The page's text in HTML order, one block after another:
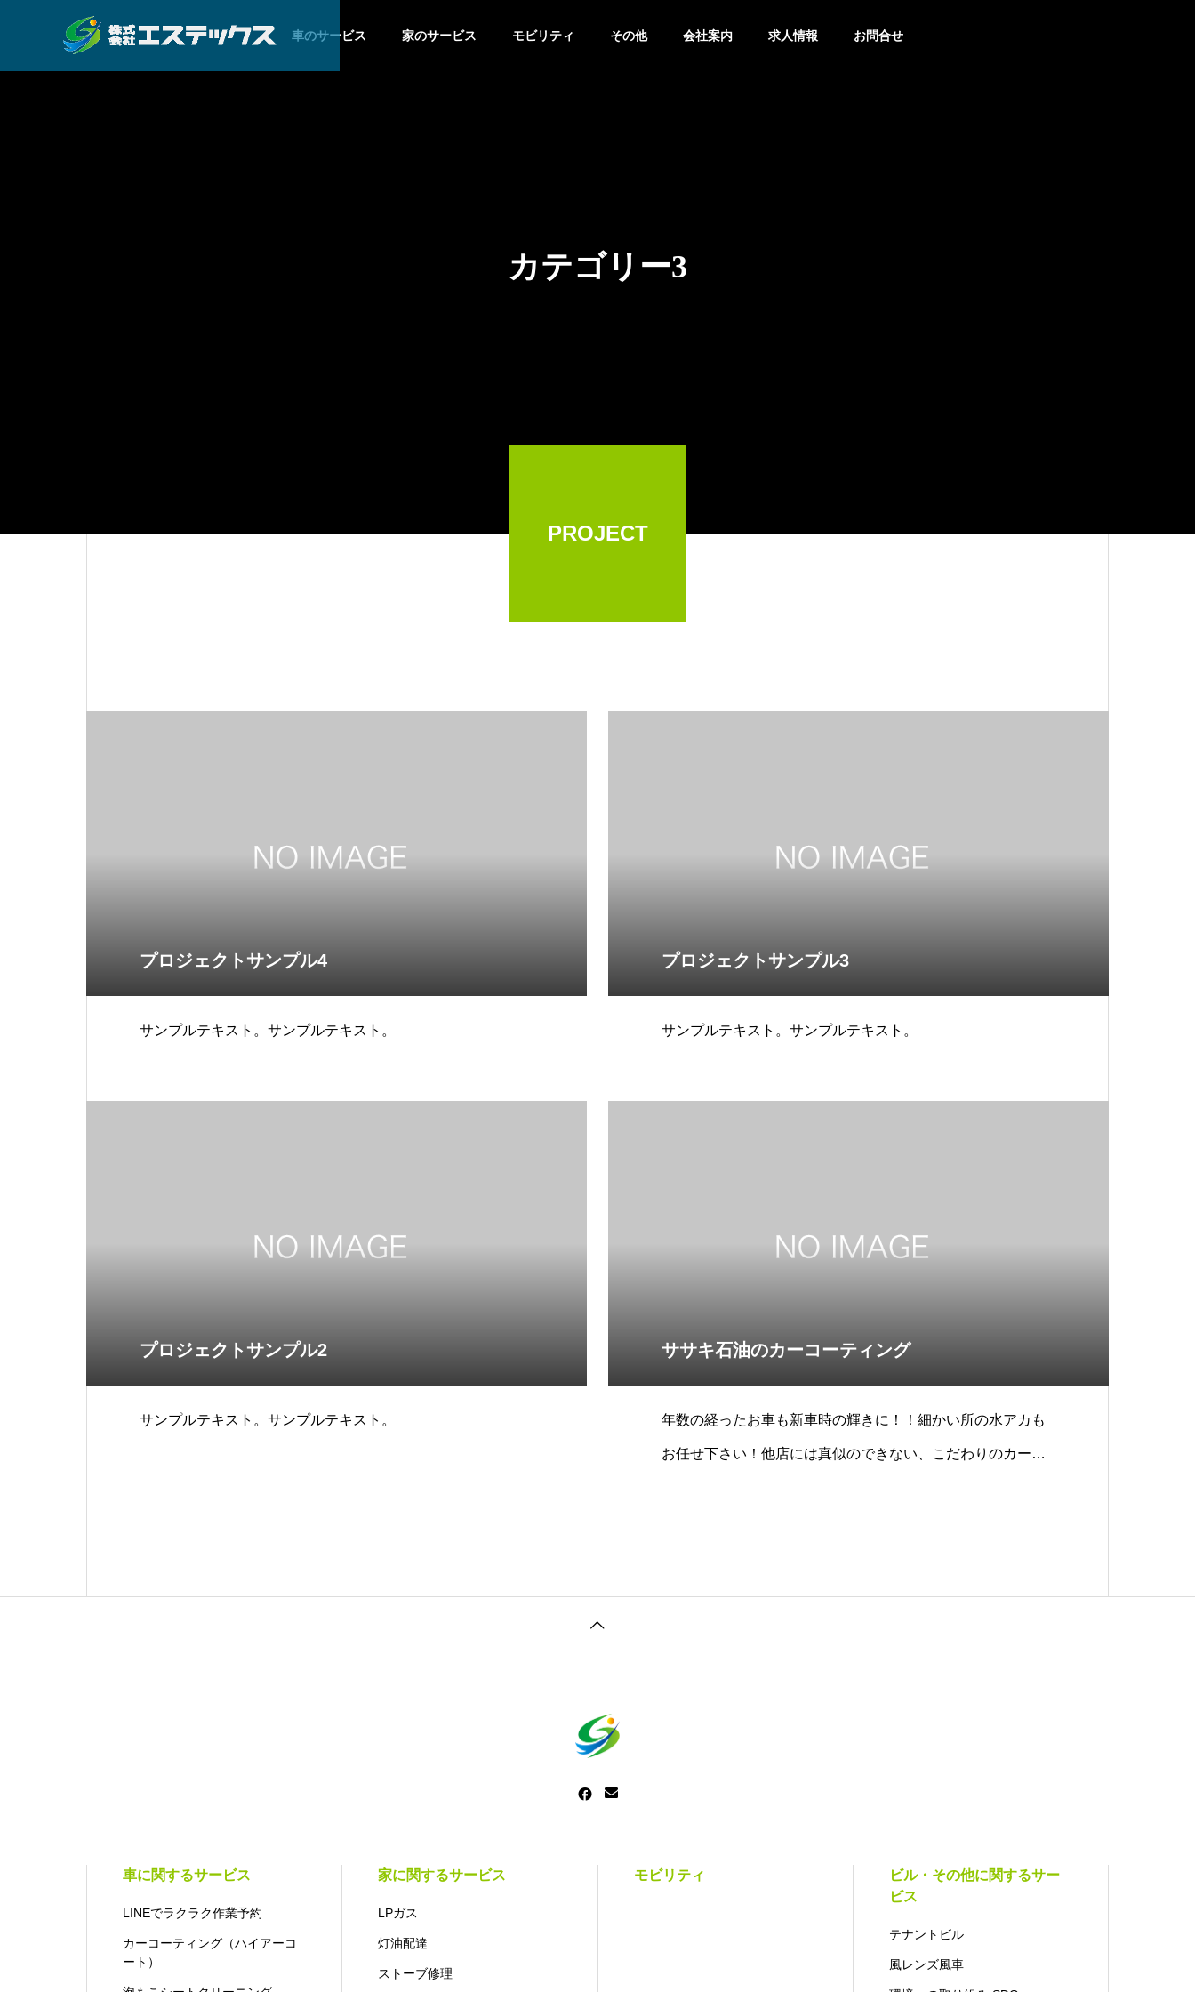
車のサービス 家のサービス モビリティ その他 会社案内 求人情報 お問合せ
カテゴリー3
PROJECT
プロジェクトサンプル4
サンプルテキスト。サンプルテキスト。
プロジェクトサンプル3
サンプルテキスト。サンプルテキスト。
プロジェクトサンプル2
サンプルテキスト。サンプルテキスト。
ササキ石油のカーコーティング
年数の経ったお車も新車時の輝きに！！細かい所の水アカも
お任せ下さい！他店には真似のできない、こだわりのカーコ
車に関するサービス
LINEでラクラク作業予約
カーコーティング（ハイアーコ
ート）
家に関するサービス
LPガス
灯油配達
ストーブ修理
モビリティ
ビル・その他に関するサー
ビス
テナントビル
風レンズ風車